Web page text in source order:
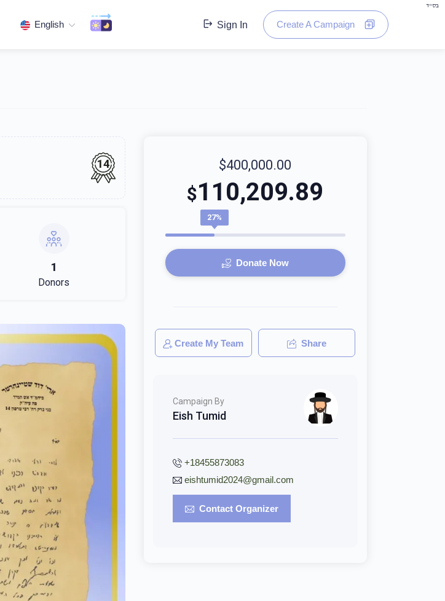
בס"ד
English Sign In Create A Campaign
14
1
Donors
$400,000.00
$110,209.89
27%
Donate Now
Create My Team Share
Campaign By
Eish Tumid
+18455873083
eishtumid2024@gmail.com
Contact Organizer